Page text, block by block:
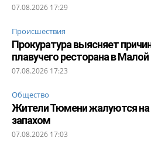
07.08.2026 17:29
Происшествия
Прокуратура выясняет
плавучего ресторана в
07.08.2026 17:23
Общество
Жители Тюмени жалуются на
запахом
07.08.2026 17:03